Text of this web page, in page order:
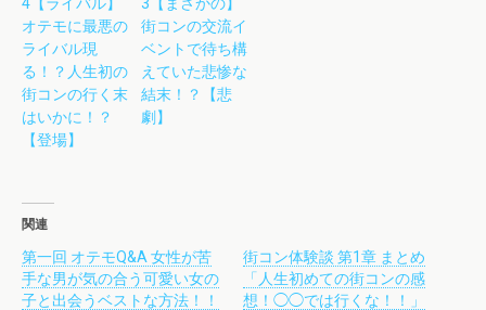
オテモに最悪の
ライバル現
る！？人生初の
街コンの行く末
はいかに！？
【登場】
街コンの交流イ
ベントで待ち構
えていた悲惨な
結末！？【悲
劇】
関連
第一回 オテモQ&A 女性が苦
手な男が気の合う可愛い女の
子と出会うベストな方法！！
街コン体験談 第1章 まとめ
「人生初めての街コンの感
想！◯◯では行くな！！」